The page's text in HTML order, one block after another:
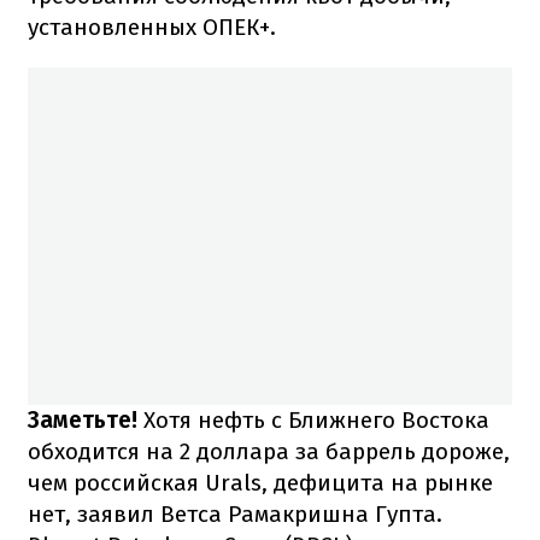
установленных ОПЕК+.
Заметьте! Хотя нефть с Ближнего Востока
обходится на 2 доллара за баррель дороже,
чем российская Urals, дефицита на рынке
нет, заявил Ветса Рамакришна Гупта.